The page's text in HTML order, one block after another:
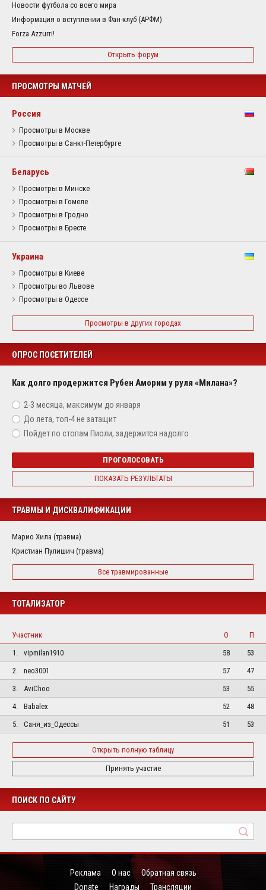
Новости футбола со всего мира
Информация о вступлении в Фан-клуб (АРФМ)
Forza Azzurri!
Открыть форум
ПРОСМОТРЫ МАТЧЕЙ
Россия
Просмотры в Москве
Просмотры в Санкт-Петербурге
Беларусь
Просмотры в Минске
Просмотры в Гомеле
Просмотры в Гродно
Просмотры в Бресте
Украина
Просмотры в Киеве
Просмотры во Львове
Просмотры в Одессе
Просмотры в других городах
ОПРОС ПОСЕТИТЕЛЕЙ
Как долго продержится Рубен Аморим у руля «Милана»?
2-3 месяца, максимум до января
До лета, топ-4 не затащит
Пойдет по стопам Пиоли, задержится надолго
ПРОГОЛОСОВАТЬ
ПОКАЗАТЬ РЕЗУЛЬТАТЫ
ТРАВМЫ И ДИСКВАЛИФИКАЦИИ
Марио Хила (травма)
Кристиан Пулишич (травма)
Все травмированные
ТОТАЛИЗАТОР
Участник О
П
1.
vipmilan1910 58
53
2.
neo3001 57
47
3.
AviChoo 53
55
4.
Babalex 52
48
5.
Саня_из_Одессы 51 53
Открыть полную таблицу
Принять участие
ПОИСК ПО САЙТУ
Реклама О нас
Обратная связь
Donate
Награды Трансляции